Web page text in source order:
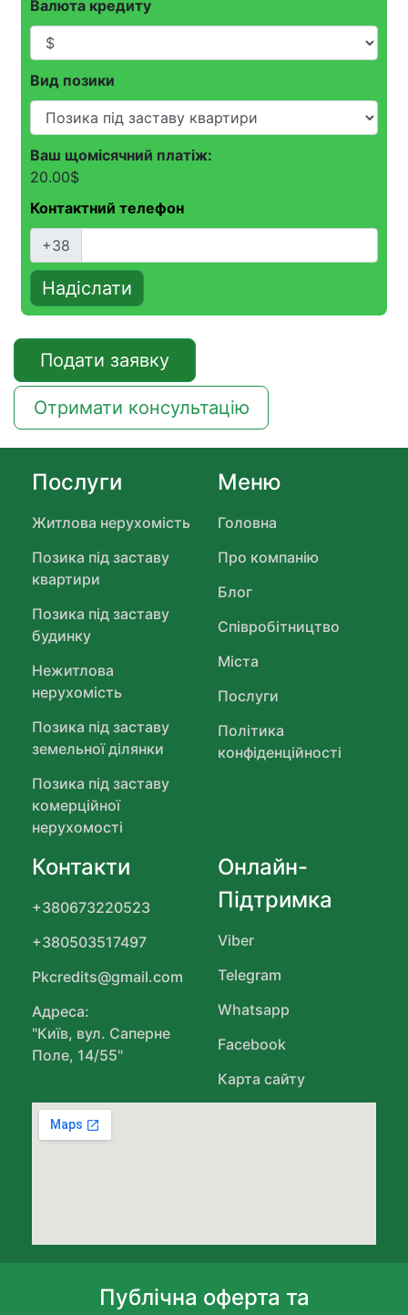
Валюта кредиту
Вид позики
Ваш щомісячний платіж:
20.00$
Контактний телефон
+38
Надіслати
Подати заявку
Отримати консультацію
Послуги
Житлова нерухомість
Позика під заставу
квартири
Позика під заставу
будинку
Нежитлова
нерухомість
Позика під заставу
земельної ділянки
Позика під заставу
комерційної
нерухомості
Меню
Головна
Про компанію
Блог
Співробітництво
Міста
Послуги
Політика
конфіденційності
Контакти
+380673220523
+380503517497
Pkcredits@gmail.com
Адреса:
"Київ, вул. Саперне
Поле, 14/55"
Онлайн-
Підтримка
Viber
Telegram
Whatsapp
Facebook
Карта сайту
Публічна оферта та